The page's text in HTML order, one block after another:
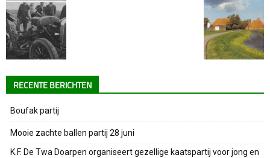
RECENTE BERICHTEN
Boufak partij
Mooie zachte ballen partij 28 juni
K.F. De Twa Doarpen organiseert gezellige kaatspartij voor jong en